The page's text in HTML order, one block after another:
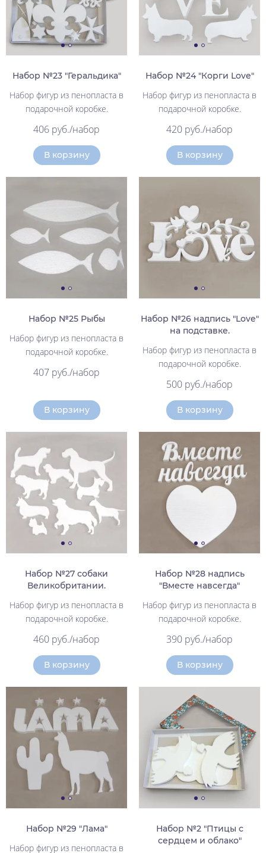
Набор №23 "Геральдика"
Набор фигур из пенопласта в
подарочной коробке.
406 руб./набор
В корзину
Набор №24 "Корги Love"
Набор фигур из пенопласта в
подарочной коробке.
420 руб./набор
В корзину
Набор №25 Рыбы
Набор фигур из пенопласта в
подарочной коробке.
407 руб./набор
В корзину
Набор №26 надпись "Love"
на подставке.
Набор фигур из пенопласта в
подарочной коробке.
500 руб./набор
В корзину
Набор №27 собаки
Великобритании.
Набор фигур из пенопласта в
подарочной коробке.
460 руб./набор
В корзину
Набор №28 надпись
"Вместе навсегда"
Набор фигур из пенопласта в
подарочной коробке.
390 руб./набор
В корзину
Набор №29 "Лама"
Набор фигур из пенопласта в
Набор №2 "Птицы с
сердцем и облако"